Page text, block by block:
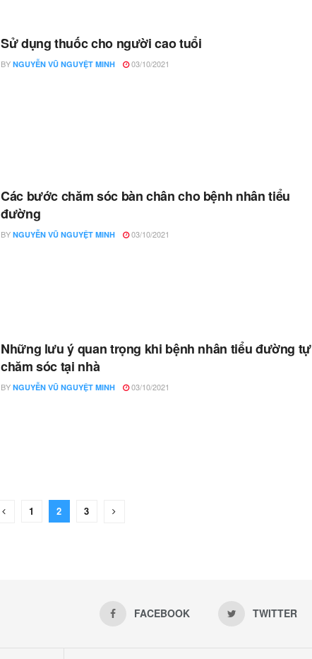
Sử dụng thuốc cho người cao tuổi
BY NGUYỄN VŨ NGUYỆT MINH 03/10/2021
Các bước chăm sóc bàn chân cho bệnh nhân tiểu
đường
BY NGUYỄN VŨ NGUYỆT MINH 03/10/2021
Những lưu ý quan trọng khi bệnh nhân tiểu đường tự
chăm sóc tại nhà
BY NGUYỄN VŨ NGUYỆT MINH 03/10/2021
1 2 3
FACEBOOK TWITTER